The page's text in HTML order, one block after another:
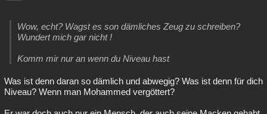
Wow, echt? Wagst es son dämliches Zeug zu schreiben?
Wundert mich gar nicht !
Komm mir nur an wenn du Niveau hast
Was ist denn daran so dämlich und abwegig? Was ist denn für dich
Niveau? Wenn man Mohammed vergöttert?